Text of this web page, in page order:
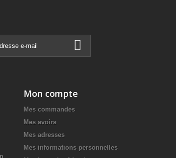
Mon compte
Mes commandes
Mes avoirs
Mes adresses
Mes informations personnelles